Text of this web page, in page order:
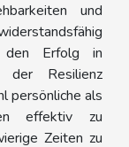
und
den Erfolg in
der Resilienz
persönliche als
effektiv zu
Zeiten zu